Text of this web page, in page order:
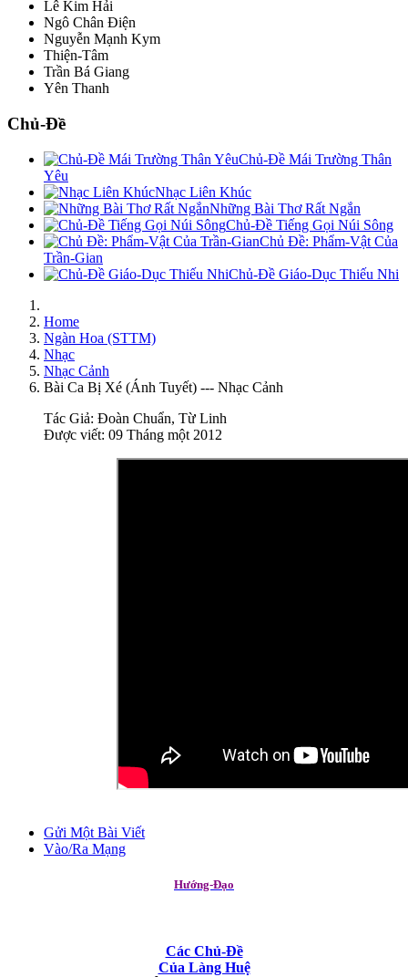
Lê Kim Hải
Ngô Chân Điện
Nguyễn Mạnh Kym
Thiện-Tâm
Trần Bá Giang
Yên Thanh
Chủ-Đề
Chủ-Đề Mái Trường Thân
Yêu
Nhạc Liên Khúc
Những Bài Thơ Rất Ngắn
Chủ-Đề Tiếng Gọi Núi Sông
Chủ Đề: Phẩm-Vật Của
Trần-Gian
Chủ-Đề Giáo-Dục Thiếu Nhi
Home
Ngàn Hoa (STTM)
Nhạc
Nhạc Cảnh
Bài Ca Bị Xé (Ánh Tuyết) --- Nhạc Cảnh
Tác Giả: Đoàn Chuẩn, Từ Linh
Được viết: 09 Tháng một 2012
Gửi Một Bài Viết
Vào/Ra Mạng
Hướng-Đạo
Các Chủ-Đề
Của Làng Huệ